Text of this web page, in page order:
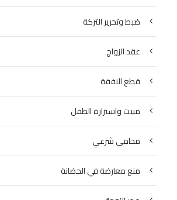
ضبط وتحرير التركة
عقد الزواج
قطع النفقة
مبيت واستزارة الطفل
محامي شرعي
منع معارضة في الحضانة